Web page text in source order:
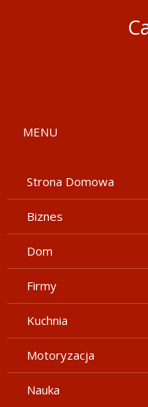
MENU
Strona Domowa
Biznes
Dom
Firmy
Kuchnia
Motoryzacja
Nauka